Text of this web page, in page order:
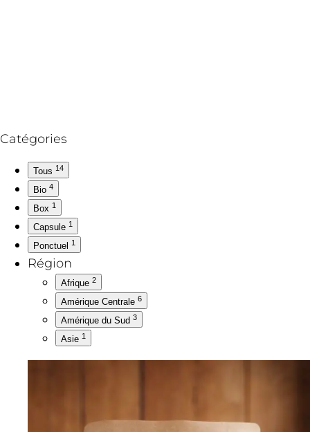
Catégories
Tous 14
Bio 4
Box 1
Capsule 1
Ponctuel 1
Région
Afrique 2
Amérique Centrale 6
Amérique du Sud 3
Asie 1